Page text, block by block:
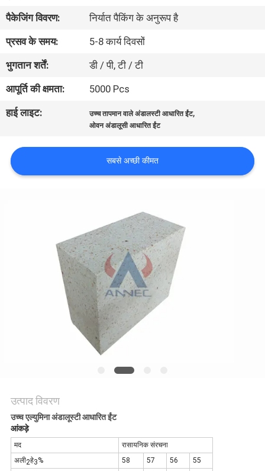
नियंत्रण
हमसे
संपर्क
करें
मामले
गोपनीयता
पैकेजिंग विवरण:
निर्यात पैकिंग के अनुरूप है
प्रसव के समय:
5-8 कार्य दिवसों
भुगतान शर्तें:
डी / पी, टी / टी
आपूर्ति की क्षमता:
5000 Pcs
हाई लाइट:
उच्च तापमान वाले अंडालस्टी आधारित ईंट,
ओवन अंडालूसी आधारित ईंट
सबसे अच्छी कीमत
उत्पाद विवरण
उच्च एल्युमिना अंडालूस्टी आधारित ईंट
आंकड़े
मद
रासायनिक संरचना
अली2हे3% 58 57 56
55